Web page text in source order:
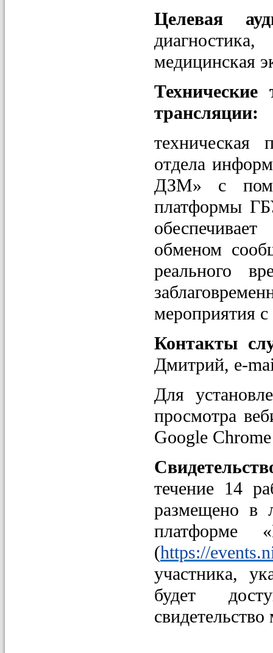
Целевая
медицинская
трансляции:
техническая
отдела
ДЗМ» с
платформы
обменом
реального
мероприятия
Контакты
Дмитрий, e-
Для
просмотра
Google
течение 14
размещено в
платформе
(https://
участника,
будет